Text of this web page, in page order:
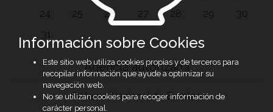
24
25 26 27 28 29
30
31
Agencia autorizada
Sistema Nacional de Empleo
Información sobre Cookies
Este sitio web utiliza cookies propias y de terceros para
recopilar información que ayude a optimizar su
navegación web.
No se utilizan cookies para recoger información de
carácter personal.